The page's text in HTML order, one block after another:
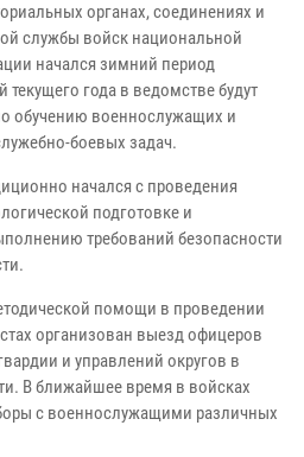
органах, соединениях и
службы войск национальной
начался зимний период
года в ведомстве будут
обучению военнослужащих и
боевых задач.
начался с проведения
подготовке и
требований безопасности
помощи в проведении
организован выезд офицеров
и управлений округов в
В ближайшее время в войсках
с военнослужащими различных